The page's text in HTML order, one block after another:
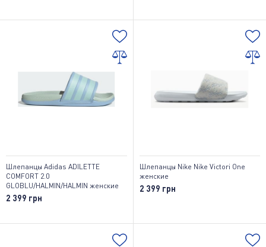
Шлепанцы Adidas ADILETTE
COMFORT 2.0
GLOBLU/HALMIN/HALMIN женские
2 399 грн
Шлепанцы Nike Nike Victori One
женские
2 399 грн